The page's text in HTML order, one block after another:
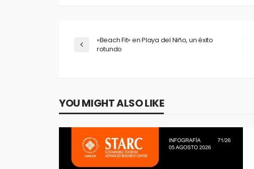
«Beach Fit» en Playa del Niño, un éxito
rotundo
YOU MIGHT ALSO LIKE